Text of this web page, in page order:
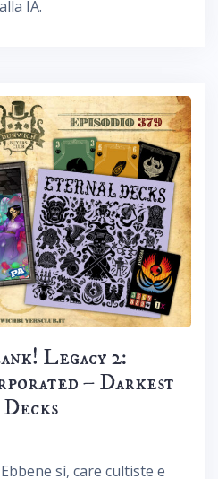
IA.
Legacy 2:
– Darkest
sì, care cultiste e